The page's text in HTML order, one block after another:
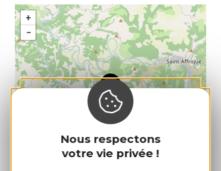
Nous respectons
votre vie privée !
+
−